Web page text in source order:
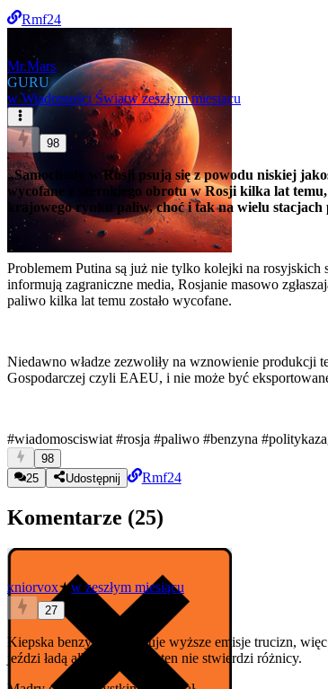
Rmf24
Mr.Mars
GURU
w Wiadomości Światw zeszłym miesiącu
98
„Samochody w Rosji psują się z powodu niskiej
wycofane z szerokiego obrotu w Rosji kilka lat
krajowego rynku paliw, choć i tak na wielu
Problemem Putina są już nie tylko kolejki na
informują zagraniczne media, Rosjanie masowo
paliwo kilka lat temu zostało wycofane.
Niedawno władze zezwoliły na wznowienie produkcji
Gospodarczej czyli EAEU, i nie może być
#wiadomosciswiat #rosja #paliwo #benzyna
98
25
Udostępnij Rmf24
Komentarze (25)
xniorvox★w zeszłym miesiącu
27
Kiepska benzyna powoduje wyższe emisje trucizn,
jeździ ładą albo buchanką, ten nie stwierdzi różnicy.